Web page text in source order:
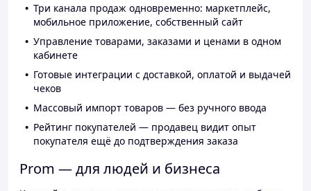
Три канала продаж одновременно: маркетплейс,
мобильное приложение, собственный сайт
Управление товарами, заказами и ценами в одном
кабинете
Готовые интеграции с доставкой, оплатой и выдачей
чеков
Массовый импорт товаров — без ручного ввода
Рейтинг покупателей — продавец видит опыт
покупателя ещё до подтверждения заказа
Prom — для людей и бизнеса